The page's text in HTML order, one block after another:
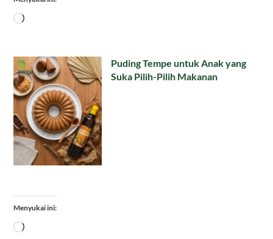
Memuat...
Puding Tempe untuk Anak yang
Suka Pilih-Pilih Makanan
Menyukai ini:
Memuat...